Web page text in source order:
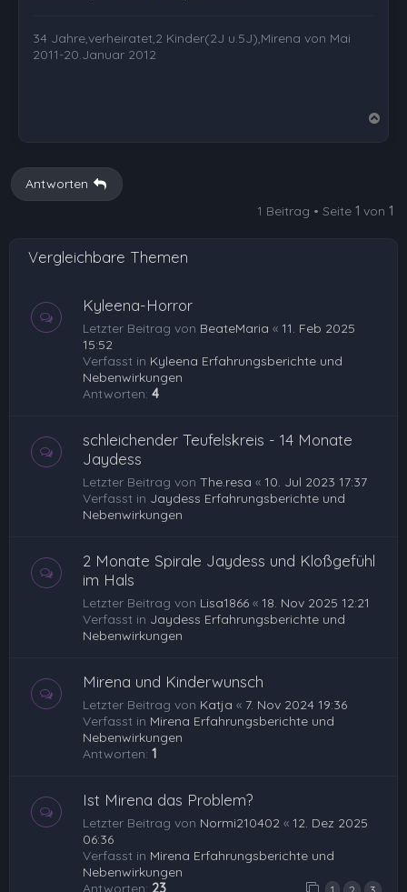
34 Jahre,verheiratet,2 Kinder(2J u.5J),Mirena von Mai
2011-20.Januar 2012
b
Antworten
1 Beitrag • Seite 1 von 1
Vergleichbare Themen
Kyleena-Horror
Letzter Beitrag von BeateMaria « 11. Feb 2025
15:52
Verfasst in Kyleena Erfahrungsberichte und
Nebenwirkungen
Antworten: 4
schleichender Teufelskreis - 14 Monate
Jaydess
Letzter Beitrag von The.resa « 10. Jul 2023 17:37
Verfasst in Jaydess Erfahrungsberichte und
Nebenwirkungen
2 Monate Spirale Jaydess und Kloßgefühl
im Hals
Letzter Beitrag von Lisa1866 « 18. Nov 2025 12:21
Verfasst in Jaydess Erfahrungsberichte und
Nebenwirkungen
Mirena und Kinderwunsch
Letzter Beitrag von Katja « 7. Nov 2024 19:36
Verfasst in Mirena Erfahrungsberichte und
Nebenwirkungen
Antworten: 1
Ist Mirena das Problem?
Letzter Beitrag von Normi210402 « 12. Dez 2025
06:36
Verfasst in Mirena Erfahrungsberichte und
Nebenwirkungen
Antworten: 23